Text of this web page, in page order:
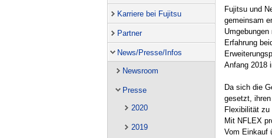
Karriere bei Fujitsu
Partner
News/Presse/Infos
Newsroom
Presse
2020
2019
Fujitsu und
gemeinsam
Erfahrung
Anfang 2018
Da sich die
gesetzt,
Flexibilität zu
Mit NFLEX
Vom Einkauf